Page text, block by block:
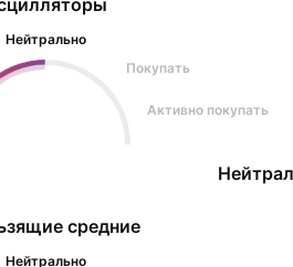
Нейтрально
Покупать
Активно покупать
средние
Нейтрально